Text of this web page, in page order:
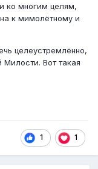
ко многим целям,
к мимолётному и
целеустремлённо,
Милости. Вот такая
1 1